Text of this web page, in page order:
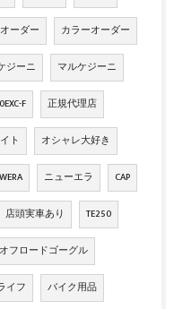
ーダー カラーオーダー
ジーニ マルケジーニ
F 正規代理店
ト オシャレ大好き
ニューエラ CAP
店頭実車あり TE250
オフロードゴーグル
イフ バイク用品